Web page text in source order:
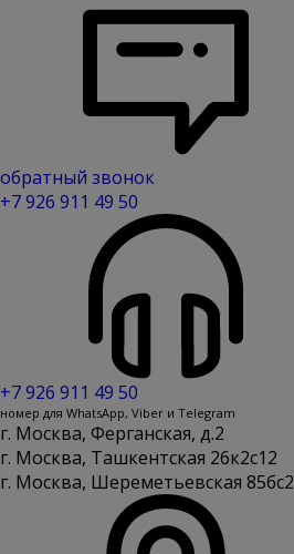
обратный звонок
+7 926 911 49 50
+7 926 911 49 50
номер для WhatsApp, Viber и Telegram
г. Москва, Ферганская, д.2
г. Москва, Ташкентская 26к2с12
г. Москва, Шереметьевская 85бс2